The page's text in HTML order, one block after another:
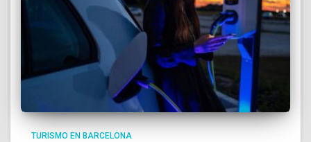
TURISMO EN BARCELONA